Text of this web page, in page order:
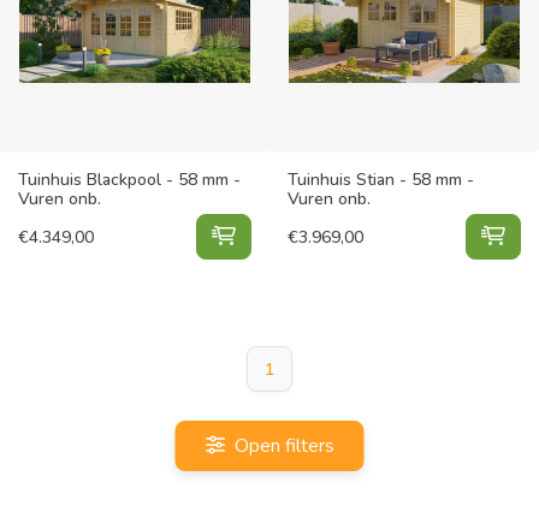
Tuinhuis Blackpool - 58 mm -
Vuren onb.
€4.349,00 Tuinhuis Blackpool - 58 mm -
Tuinhuis Stian - 58 mm -
Vuren onb.
€3.969,00
1
Open filters